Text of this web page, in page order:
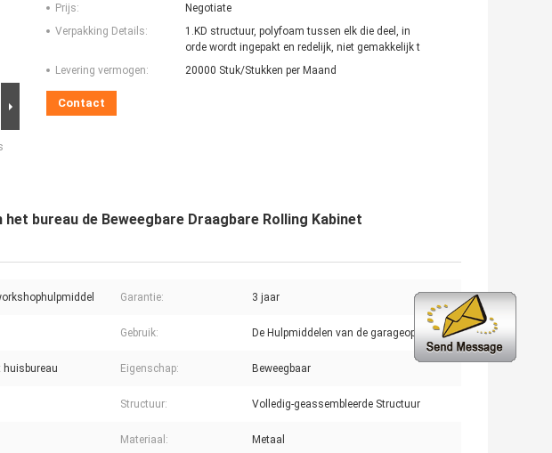
Prijs:
Negotiate
Verpakking Details:
1.KD structuur, polyfoam tussen elk die deel, in
orde wordt ingepakt en redelijk, niet gemakkelijk t
Levering vermogen:
20000 Stuk/Stukken per Maand
Contact
bureau de Beweegbare Draagbare Rolling Kabinet
Garantie: 3 jaar
Gebruik: De Hulpmiddelen van de garageopslag
huisbureau Eigenschap: Beweegbaar
Structuur: Volledig-geassembleerde Structuur
Materiaal: Metaal